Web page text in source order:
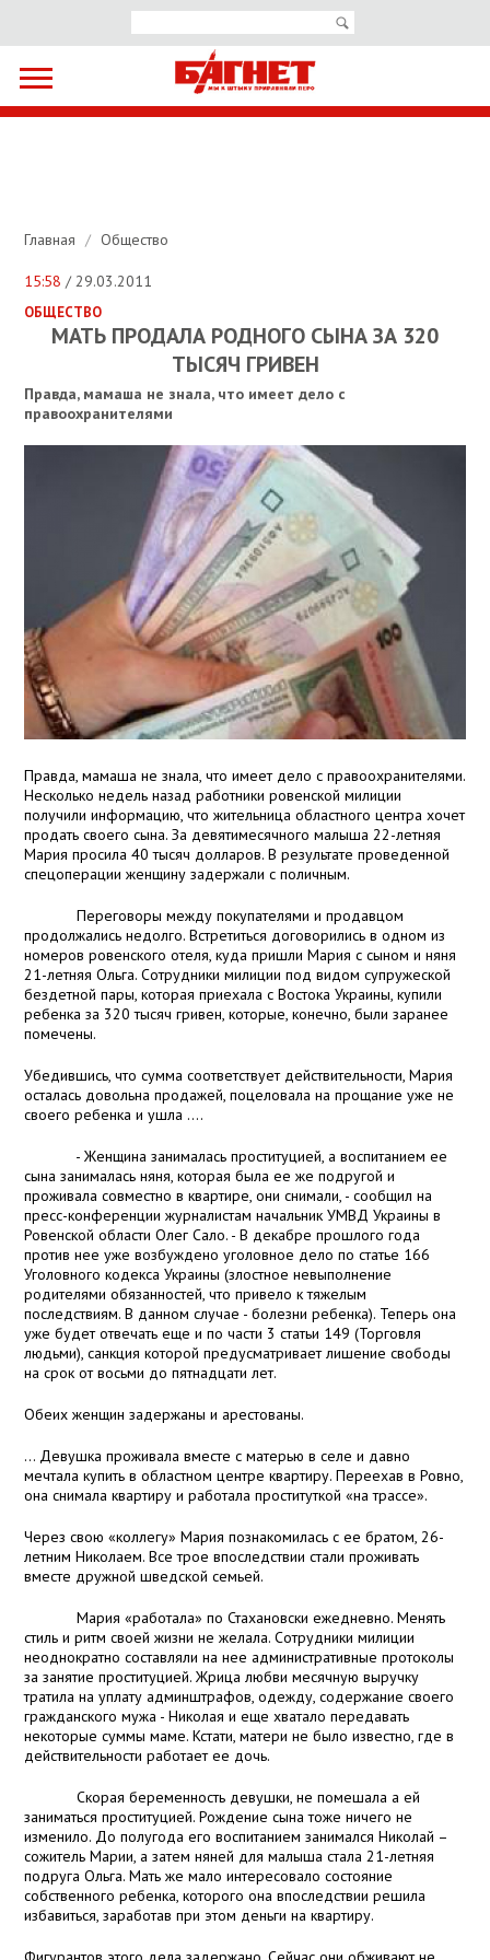
Главная / Общество
15:58 / 29.03.2011
ОБЩЕСТВО
МАТЬ ПРОДАЛА РОДНОГО СЫНА ЗА 320
ТЫСЯЧ ГРИВЕН
Правда, мамаша не знала, что имеет дело с
правоохранителями
Правда, мамаша не знала, что имеет дело с правоохранителями.
Несколько недель назад работники ровенской милиции
получили информацию, что жительница областного центра хочет
продать своего сына. За девятимесячного малыша 22-летняя
Мария просила 40 тысяч долларов. В результате проведенной
спецоперации женщину задержали с поличным.
Переговоры между покупателями и продавцом
продолжались недолго. Встретиться договорились в одном из
номеров ровенского отеля, куда пришли Мария с сыном и няня
21-летняя Ольга. Сотрудники милиции под видом супружеской
бездетной пары, которая приехала с Востока Украины, купили
ребенка за 320 тысяч гривен, которые, конечно, были заранее
помечены.
Убедившись, что сумма соответствует действительности, Мария
осталась довольна продажей, поцеловала на прощание уже не
своего ребенка и ушла ....
- Женщина занималась проституцией, а воспитанием ее
сына занималась няня, которая была ее же подругой и
проживала совместно в квартире, они снимали, - сообщил на
пресс-конференции журналистам начальник УМВД Украины в
Ровенской области Олег Сало. - В декабре прошлого года
против нее уже возбуждено уголовное дело по статье 166
Уголовного кодекса Украины (злостное невыполнение
родителями обязанностей, что привело к тяжелым
последствиям. В данном случае - болезни ребенка). Теперь она
уже будет отвечать еще и по части 3 статьи 149 (Торговля
людьми), санкция которой предусматривает лишение свободы
на срок от восьми до пятнадцати лет.
Обеих женщин задержаны и арестованы.
... Девушка проживала вместе с матерью в селе и давно
мечтала купить в областном центре квартиру. Переехав в Ровно,
она снимала квартиру и работала проституткой «на трассе».
Через свою «коллегу» Мария познакомилась с ее братом, 26-
летним Николаем. Все трое впоследствии стали проживать
вместе дружной шведской семьей.
Мария «работала» по Стахановски ежедневно. Менять
стиль и ритм своей жизни не желала. Сотрудники милиции
неоднократно составляли на нее административные протоколы
за занятие проституцией. Жрица любви месячную выручку
тратила на уплату админштрафов, одежду, содержание своего
гражданского мужа - Николая и еще хватало передавать
некоторые суммы маме. Кстати, матери не было известно, где в
действительности работает ее дочь.
Скорая беременность девушки, не помешала а ей
заниматься проституцией. Рождение сына тоже ничего не
изменило. До полугода его воспитанием занимался Николай –
сожитель Марии, а затем няней для малыша стала 21-летняя
подруга Ольга. Мать же мало интересовало состояние
собственного ребенка, которого она впоследствии решила
избавиться, заработав при этом деньги на квартиру.